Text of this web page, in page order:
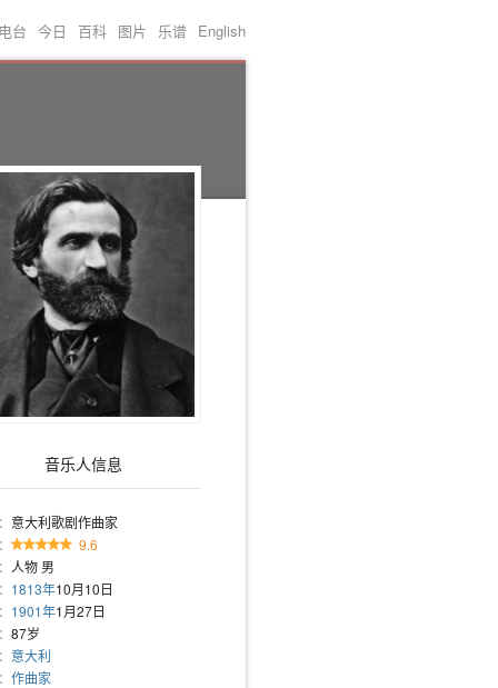
电台 今日 百科 图片 乐谱 English
音乐人信息
意大利歌剧作曲家
9.6
人物 男
1813年10月10日
1901年1月27日
87岁
意大利
作曲家